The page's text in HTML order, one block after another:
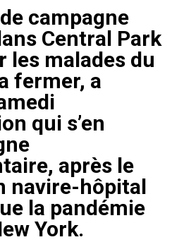
campagne
Central Park
les malades du
fermer, a
qui s’en
après le
navire-hôpital
la pandémie
York.